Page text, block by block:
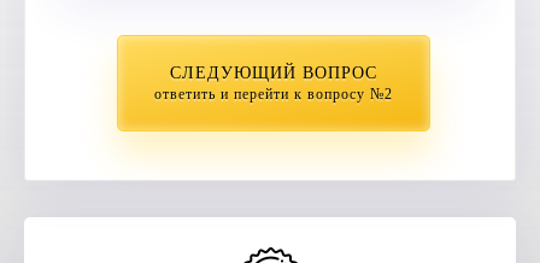
СЛЕДУЮЩИЙ ВОПРОС
ответить и перейти к вопросу №2